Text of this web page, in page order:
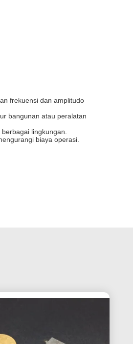
frekuensi dan amplitudo
bangunan atau peralatan
lingkungan.
biaya operasi.